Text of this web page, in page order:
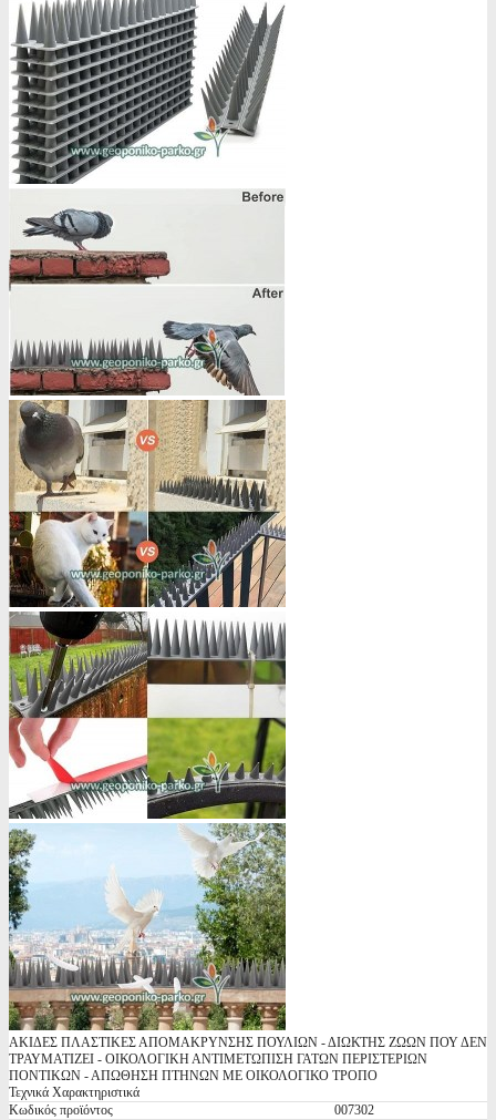
ΑΚΙΔΕΣ ΠΛΑΣΤΙΚΕΣ ΑΠΟΜΑΚΡΥΝΣΗΣ ΠΟΥΛΙΩΝ - ΔΙΩΚΤΗΣ ΖΩΩΝ ΠΟΥ ΔΕΝ
ΤΡΑΥΜΑΤΙΖΕΙ - ΟΙΚΟΛΟΓΙΚΗ ΑΝΤΙΜΕΤΩΠΙΣΗ ΓΑΤΩΝ ΠΕΡΙΣΤΕΡΙΩΝ
ΠΟΝΤΙΚΩΝ - ΑΠΩΘΗΣΗ ΠΤΗΝΩΝ ΜΕ ΟΙΚΟΛΟΓΙΚΟ ΤΡΟΠΟ
Τεχνικά Χαρακτηριστικά
Κωδικός προϊόντος
007302